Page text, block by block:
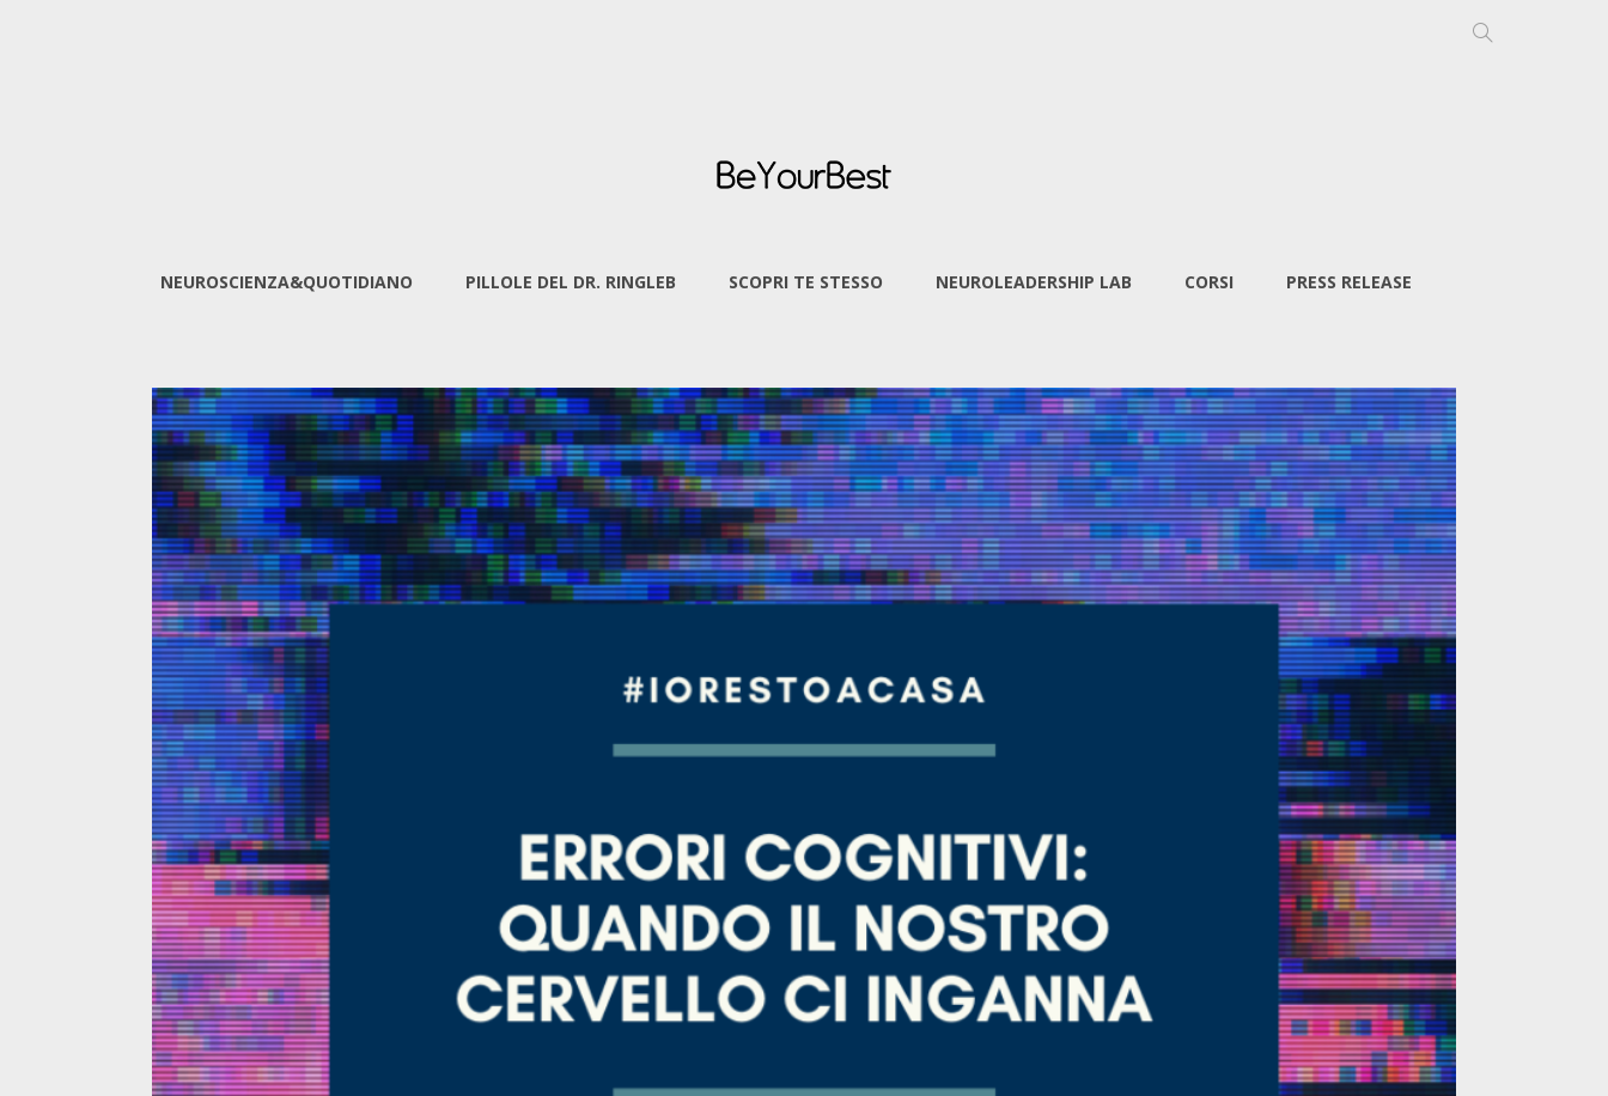
NEUROSCIENZA&QUOTIDIANO PILLOLE DEL DR. RINGLEB SCOPRI TE STESSO NEUROLEADERSHIP LAB CORSI PRESS RELEASE